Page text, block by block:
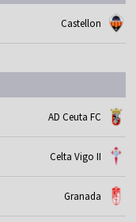
Castellon
AD Ceuta FC
Celta Vigo II
Granada